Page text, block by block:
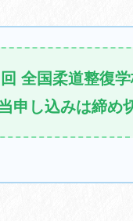
全国柔道整復
申し込みは締め